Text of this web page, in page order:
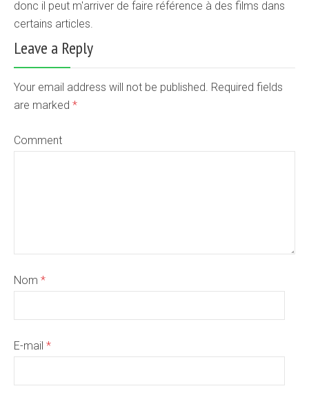
donc il peut m'arriver de faire référence à des films dans
certains articles.
Leave a Reply
Your email address will not be published. Required fields
are marked *
Comment
Nom *
E-mail *